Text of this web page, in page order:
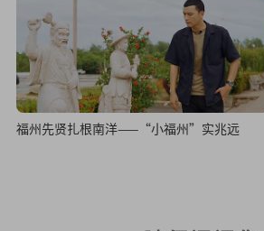
福州先贤扎根南洋——“小福州”实兆远